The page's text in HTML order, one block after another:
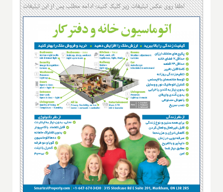
لطفا روی عکس تبلیغات زیر کلیک کنید؛ ادامه مطلب پس از این تبلیغات